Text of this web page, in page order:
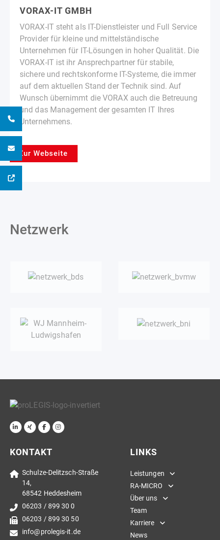
VORAX-IT GMBH
VORAX-IT steht als IT-Dienstleister und Full Service
Provider für kleine und mittelständische
Unternehmen für IT-Lösungen in hoher Qualität. Die
VORAX-IT ist ihr Ansprechpartner für stabile,
sichere und rechtskonforme IT-Systeme, die immer
auf dem aktuellen Stand der Technik sind. Auf
Wunsch übernimmt die VORAX auch die Betreuung
und das Management der gesamten IT Ihres
Unternehmens.
Zur Webseite
Netzwerk
KONTAKT
Schulze-Delitzsch-Straße
14,
68542 Heddesheim
06203 / 899 30 0
06203 / 899 30 50
info@prolegis-it.de
LINKS
Leistungen
RA-MICRO
Über uns
Team
Karriere
News